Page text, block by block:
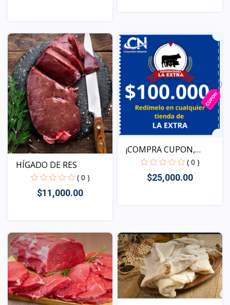
Vista
HÍGADO DE RES
( 0 )
$11,000.00
Vista
¡COMPRA CUPON,
REDIME T...
( 0 )
$25,000.00